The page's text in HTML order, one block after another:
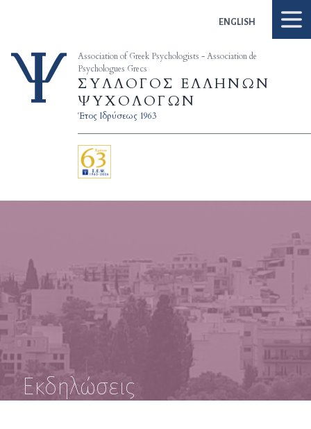
ENGLISH
Association of Greek Psychologists - Association de
Psychologues Grecs
ΣΥΛΛΟΓΟΣ ΕΛΛΗΝΩΝ
ΨΥΧΟΛΟΓΩΝ
Έτος Ιδρύσεως 1963
Εκδηλώσεις